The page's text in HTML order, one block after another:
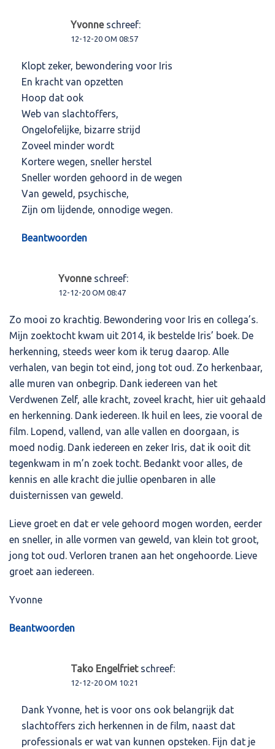
Yvonne schreef:
12-12-20 OM 08:57
Klopt zeker, bewondering voor Iris
En kracht van opzetten
Hoop dat ook
Web van slachtoffers,
Ongelofelijke, bizarre strijd
Zoveel minder wordt
Kortere wegen, sneller herstel
Sneller worden gehoord in de wegen
Van geweld, psychische,
Zijn om lijdende, onnodige wegen.
Beantwoorden
Yvonne schreef:
12-12-20 OM 08:47
Zo mooi zo krachtig. Bewondering voor Iris en collega’s.
Mijn zoektocht kwam uit 2014, ik bestelde Iris’ boek. De
herkenning, steeds weer kom ik terug daarop. Alle
verhalen, van begin tot eind, jong tot oud. Zo herkenbaar,
alle muren van onbegrip. Dank iedereen van het
Verdwenen Zelf, alle kracht, zoveel kracht, hier uit gehaald
en herkenning. Dank iedereen. Ik huil en lees, zie vooral de
film. Lopend, vallend, van alle vallen en doorgaan, is
moed nodig. Dank iedereen en zeker Iris, dat ik ooit dit
tegenkwam in m’n zoek tocht. Bedankt voor alles, de
kennis en alle kracht die jullie openbaren in alle
duisternissen van geweld.
Lieve groet en dat er vele gehoord mogen worden, eerder
en sneller, in alle vormen van geweld, van klein tot groot,
jong tot oud. Verloren tranen aan het ongehoorde. Lieve
groet aan iedereen.
Yvonne
Beantwoorden
Tako Engelfriet schreef:
12-12-20 OM 10:21
Dank Yvonne, het is voor ons ook belangrijk dat
slachtoffers zich herkennen in de film, naast dat
professionals er wat van kunnen opsteken. Fijn dat je